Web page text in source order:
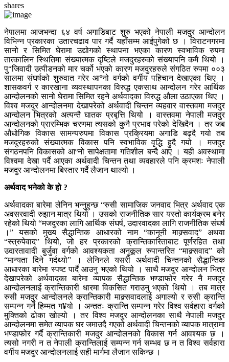
shares
नेपालमा आजभन्दा ६४ वर्ष अगाडिबाट शुरु भएको नेपाली मजदुर आन्दोलन
विभिन्न प्रकारका उतारचढाव पार गर्दै यहाँसम्म आईपुगेको छ । विराटनगरमा
सानो र सिमित घेरामा उद्योगको स्थापना भएका कारण स्वभाविक रुपमा
तात्कालिन स्थितिमा संख्यात्मक दृष्टिले मजदुरहरुको संख्यापनि कमै थियो ।
पु“जिवादी उत्पीडनको मार चर्को भएको कारण मजदुरहरुले संगठित रुपमा ००३
सालमा संघर्षको शुरुवात गरेर आºनो वर्गको वर्गीय पहिचान देखाएका थिए ।
शासकवर्ग र कारखाना व्यवस्थापनका विरुद्ध एकसाथ आन्दोलन गरेर आर्थिक
आन्दोलनको सानो घेरामा सिमित रहने अर्थवादका विरुद्ध औला उठाएका थिए ।
विश्व मजदुर आन्दोलनमा देखापरेको अर्थवादी चिन्तन व्यहवार वास्तवमा मजदुर
आन्दोलन भित्रको अत्यन्तै घातक प्रबृत्ति थियो । वास्तवमा नेपाली मजदुर
आन्दोलनको प्रारम्भिक चरणमा त्यसको कुनै प्रभाव परेको देखिदैन । तर जब
औधोगिक विकास सामन्यरुपमा विकास प्रक्रियमा अगाडि बढ्दै गयो तब
मजदुरहरुको संख्यात्मक विकास पनि स्वभाविक वृद्धि हुदै गयो । मजदुर
संगठनपनि विकासको आºनो सापेक्षतामा गतिशील बन्दै आए । यही अवस्थामा
विश्वमा देखा पर्दै आएका अर्थवादी चिन्तन तथा व्यवहारले पनि क्रमशः नेपाली
मजदुर आन्दोलनमा बिस्तार गर्दै लैजान थाल्यो ।
अर्थवाद भनेको के हो ?
अर्थवादका बारेमा लेनिन भन्नुहुन्छ “रुसी सामाजिक जनवाद भित्र अर्थवाद एक
अवसरवादी रुझान मात्र थियो । उसको राजनीतिक सार यस्तो कार्यक्रम बनेर
रहेको थियो “मजदुरका लागि आर्थिक संघर्ष, उदारवादका लागि राजनीतिक संघर्ष
।” यसको मुख्य सैद्धान्तिक आधारको नाम “कानूनी माक्र्सवाद” अथवा
“स्त्रुपेवाद” थियो, जो हर प्रकारको क्रान्तिकारिताबाट पूर्णरहित तथा
उदारतावादी बुर्जुवा वर्गको आवश्यकता अनुकूल रुपान्तरित “माक्र्सवाद” को
“मान्यता दिने गर्दथ्यो” । लेनिनले यसरी अर्थवादी चिन्तनको सैद्धान्तिक
आधारका बारेमा स्पष्ट पार्दै आउनु भएको थियो । साथै मजदुर आन्दोलन भित्र
देखापरेको अर्थवादका बारेमा व्यापक सैद्धान्तिक भण्डाफोर गरेर नै मजदुर
आन्दोलनलाई क्रान्तिकारी धारमा विकसित गराउनु भएको थियो । तब मात्र
रुसी मजदुर आन्दोलनले क्रान्तिकारी माक्र्सवादलाई अगाल्यो र रुसी क्रान्ति
सम्पन्न गर्ने हिम्मत ग¥यो । अन्ततः क्रान्ति सम्पन्न गरेर विश्व सर्वहारा वर्गको
मुक्तिको ढोका खोल्यो । तर विश्व मजदुर आन्दोलनका साथै नेपाली मजदुर
आन्दोलनमा समेत व्यापक घर जमाउदै गएको अर्थवादी चिन्तनको व्यापक मात्रामा
भण्डाफोर गर्दै क्रान्तिकारी मजदुर आन्दोलनको विकास गर्न आवश्यक छ ।
त्यसो नगरी न त नेपाली क्रान्तिलाई सम्पन्न गर्न सम्भव छ न त विश्व सर्वहारा
वर्गीय मजदुर आन्दोलनलाई सही मार्गमा लैजान सकिन्छ ।